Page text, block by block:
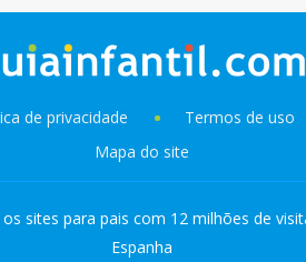
de privacidade Termos de uso
Mapa do site
sites para pais com 12 milhões de
Espanha